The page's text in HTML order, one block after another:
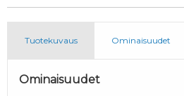
Tuotekuvaus Ominaisuudet
Ominaisuudet